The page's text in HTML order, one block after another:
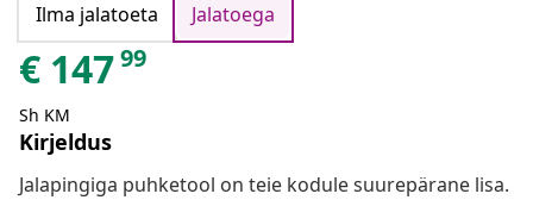
Ilma jalatoeta
Jalatoega
€ 14799
Sh KM
Kirjeldus
Jalapingiga puhketool on teie kodule suurepärane lisa.